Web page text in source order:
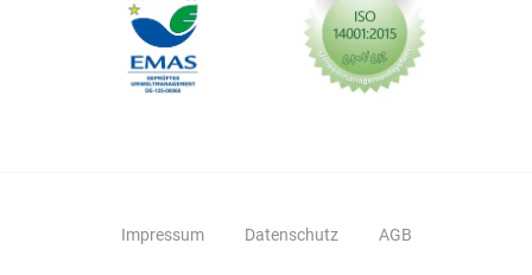
Impressum Datenschutz AGB